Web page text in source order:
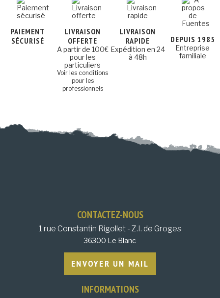
PAIEMENT
SÉCURISÉ
LIVRAISON
OFFERTE
A partir de 100€
pour les
particuliers
Voir les conditions
pour les
professionnels
LIVRAISON
RAPIDE
Expédition en 24
à 48h
DEPUIS 1985
Entreprise
familiale
CONTACTEZ-NOUS
1 rue Constantin Rigollet - Z.I. de Groges
36300 Le Blanc
ENVOYER UN MAIL
INFORMATIONS